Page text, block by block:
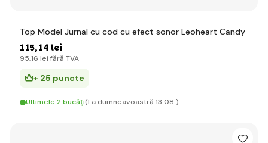
Top Model Jurnal cu cod cu efect sonor Leoheart Candy
115,14 lei
95,16 lei fără TVA
+ 25 puncte
Ultimele 2 bucăți(La dumneavoastră 13.08.)